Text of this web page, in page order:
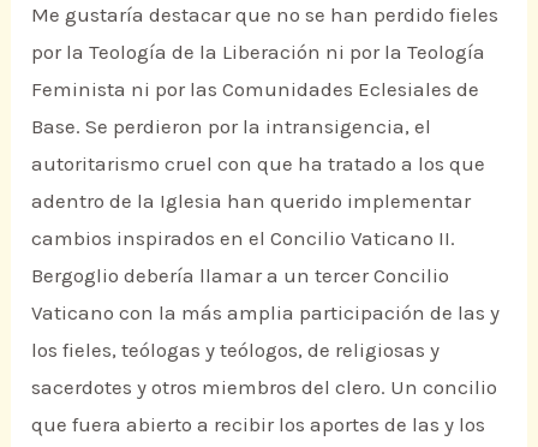
Me gustaría destacar que no se han perdido fieles
por la Teología de la Liberación ni por la Teología
Feminista ni por las Comunidades Eclesiales de
Base. Se perdieron por la intransigencia, el
autoritarismo cruel con que ha tratado a los que
adentro de la Iglesia han querido implementar
cambios inspirados en el Concilio Vaticano II.
Bergoglio debería llamar a un tercer Concilio
Vaticano con la más amplia participación de las y
los fieles, teólogas y teólogos, de religiosas y
sacerdotes y otros miembros del clero. Un concilio
que fuera abierto a recibir los aportes de las y los